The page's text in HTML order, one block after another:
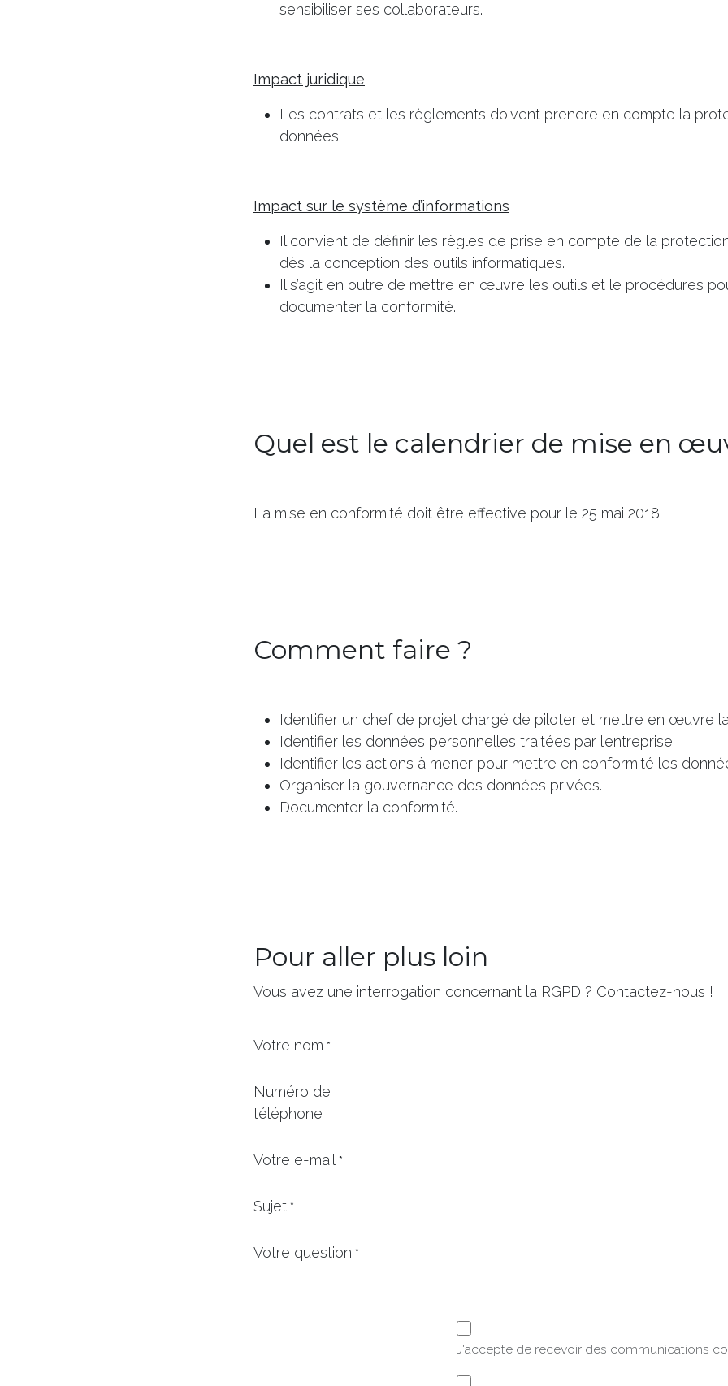
sensibiliser ses collaborateurs.
Impact juridique
Les contrats et les règlements doivent prendre en compte la
données.
Impact sur le système d’informations
Il convient de définir les règles de prise en compte de la
dès la conception des outils informatiques.
Il s’agit en outre de mettre en œuvre les outils et le procédures
documenter la conformité.
Quel est le calendrier de mise en
La mise en conformité doit être effective pour le 25 mai 2018.
Comment faire ?
Identifier un chef de projet chargé de piloter et mettre en œuvre
Identifier les données personnelles traitées par l’entreprise.
Identifier les actions à mener pour mettre en conformité les
Organiser la gouvernance des données privées.
Documenter la conformité.
Pour aller plus loin
Vous avez une interrogation concernant la RGPD ? Contactez-nous !
Votre nom *
Numéro de
téléphone
Votre e-mail *
Sujet *
Votre question *
J'accepte de recevoir des communications